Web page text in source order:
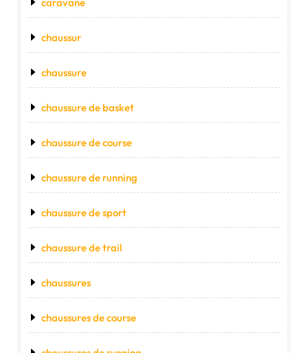
chaussur
chaussure
chaussure de basket
chaussure de course
chaussure de running
chaussure de sport
chaussure de trail
chaussures
chaussures de course